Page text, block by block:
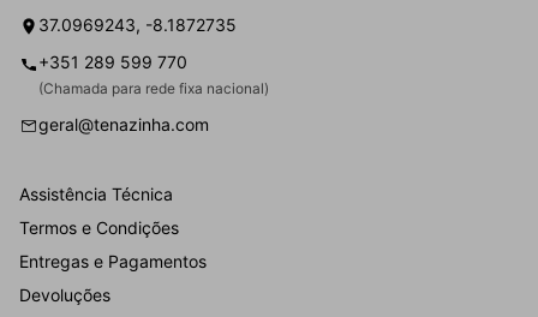
37.0969243, -8.1872735
+351 289 599 770
(Chamada para rede fixa nacional)
geral@tenazinha.com
Assistência Técnica
Termos e Condições
Entregas e Pagamentos
Devoluções